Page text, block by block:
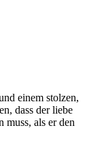
einem stolzen,
dass der liebe
muss, als er den